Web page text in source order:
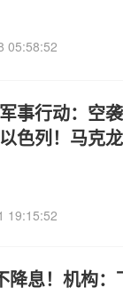
05:58:52
事行动：空
色列！马克
19:15:52
降息！机构